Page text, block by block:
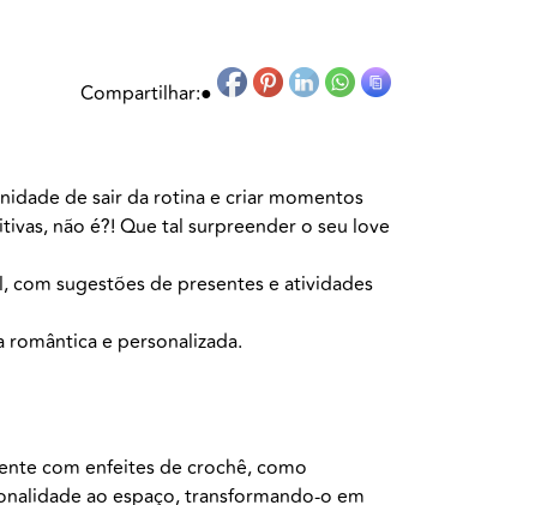
Compartilhar:●
de sair da rotina e criar momentos
não é?! Que tal surpreender o seu love
com sugestões de presentes e atividades
e personalizada.
com enfeites de crochê, como
ao espaço, transformando-o em